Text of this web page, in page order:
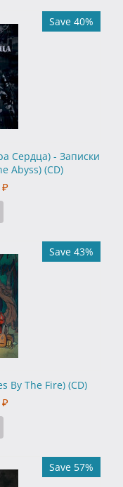
Save 40%
Сердца) - Записки
Abyss) (CD)
₽
Save 43%
By The Fire) (CD)
₽
Save 57%